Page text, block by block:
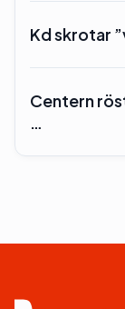
Kd skrotar
Centern
…